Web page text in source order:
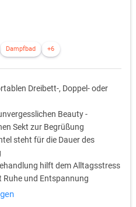
Dampfbad +6
Dreibett-, Doppel- oder
Beauty -
Sekt zur Begrüßung
steht für die Dauer des
hilft dem Alltagsstress
und Entspannung
Flasche Mineralwasser bereit